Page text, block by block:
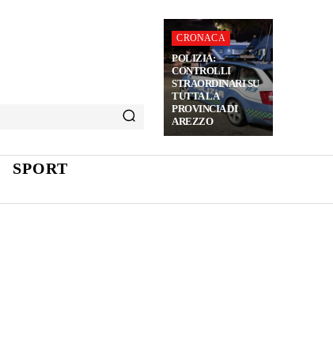
CRONACA
POLIZIA:
CONTROLLI
STRAORDINARI SU
TUTTA LA
PROVINCIA DI
AREZZO
SPORT